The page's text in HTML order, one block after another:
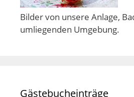
Bilder von unsere Anlage,
umliegenden Umgebung.
Gästebucheinträge